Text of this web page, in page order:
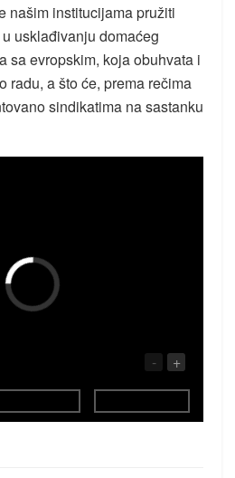
našim institucijama pružiti
usklađivanju domaćeg
sa evropskim, koja obuhvata i
radu, a što će, prema rečima
sindikatima na sastanku
- +